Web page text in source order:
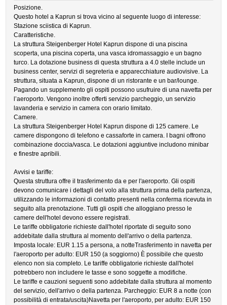
Posizione.
Questo hotel a Kaprun si trova vicino al seguente luogo di interesse:
Stazione sciistica di Kaprun.
Caratteristiche.
La struttura Steigenberger Hotel Kaprun dispone di una piscina
scoperta, una piscina coperta, una vasca idromassaggio e un bagno
turco. La dotazione business di questa struttura a 4.0 stelle include un
business center, servizi di segreteria e apparecchiature audiovisive. La
struttura, situata a Kaprun, dispone di un ristorante e un bar/lounge.
Pagando un supplemento gli ospiti possono usufruire di una navetta per
l’aeroporto. Vengono inoltre offerti servizio parcheggio, un servizio
lavanderia e servizio in camera con orario limitato.
Camere.
La struttura Steigenberger Hotel Kaprun dispone di 125 camere. Le
camere dispongono di telefono e cassaforte in camera. I bagni offrono
combinazione doccia/vasca. Le dotazioni aggiuntive includono minibar
e finestre apribili.
Avvisi e tariffe:
Questa struttura offre il trasferimento da e per l'aeroporto. Gli ospiti
devono comunicare i dettagli del volo alla struttura prima della partenza,
utilizzando le informazioni di contatto presenti nella conferma ricevuta in
seguito alla prenotazione. Tutti gli ospiti che alloggiano presso le
camere dell'hotel devono essere registrati.
Le tariffe obbligatorie richieste dall'hotel riportate di seguito sono
addebitate dalla struttura al momento dell'arrivo o della partenza.
Imposta locale: EUR 1.15 a persona, a notteTrasferimento in navetta per
l'aeroporto per adulto: EUR 150 (a soggiorno) È possibile che questo
elenco non sia completo. Le tariffe obbligatorie richieste dall'hotel
potrebbero non includere le tasse e sono soggette a modifiche.
Le tariffe e cauzioni seguenti sono addebitate dalla struttura al momento
del servizio, dell'arrivo o della partenza. Parcheggio: EUR 8 a notte (con
possibilità di entrata/uscita)Navetta per l'aeroporto, per adulto: EUR 150